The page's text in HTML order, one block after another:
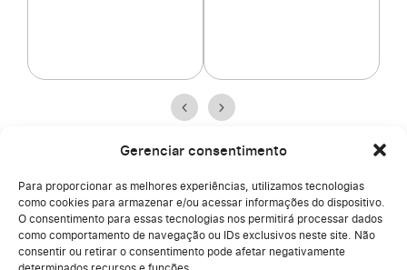
Gerenciar consentimento
Para proporcionar as melhores experiências, utilizamos tecnologias
como cookies para armazenar e/ou acessar informações do dispositivo.
O consentimento para essas tecnologias nos permitirá processar dados
como comportamento de navegação ou IDs exclusivos neste site. Não
consentir ou retirar o consentimento pode afetar negativamente
Milhões de pessoas já usam a
Humand